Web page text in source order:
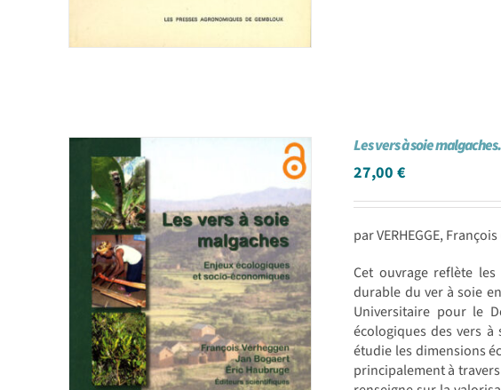
Les vers à soie
27,00€
par VERHEGGE,
Cet ouvrage reflète
durable du ver à soie
Universitaire pour le
écologiques des vers à
étudie les dimensions
principalement à